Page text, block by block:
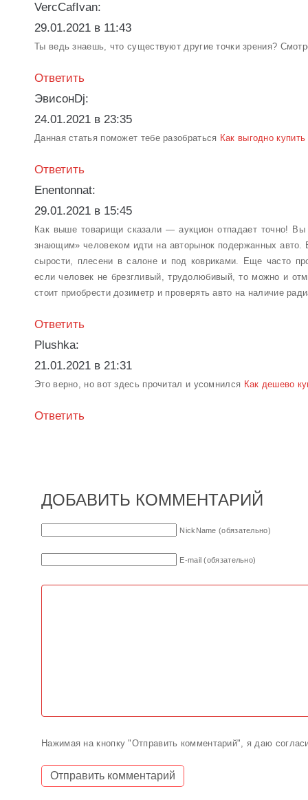
VercCafIvan:
29.01.2021 в 11:43
Ты ведь знаешь, что существуют другие точки зрения?
Ответить
ЭвисонDj:
24.01.2021 в 23:35
Данная статья поможет тебе разобраться Как выгодно
Ответить
Enentonnat:
29.01.2021 в 15:45
Как выше товарищи сказали — аукцион отпадает точно!
знающим» человеком идти на авторынок подержанных авто.
сырости, плесени в салоне и под ковриками. Еще часто
если человек не брезгливый, трудолюбивый, то можно и
стоит приобрести дозиметр и проверять авто на наличие
Ответить
Plushka:
21.01.2021 в 21:31
Это верно, но вот здесь прочитал и усомнился Как дешево
Ответить
ДОБАВИТЬ КОММЕНТАРИЙ
NickName (обязательно)
E-mail (обязательно)
Нажимая на кнопку "Отправить комментарий", я даю